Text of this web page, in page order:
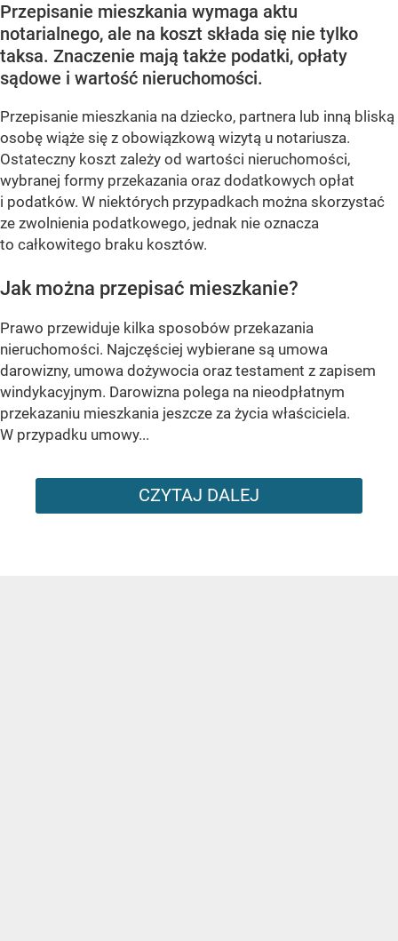
Przepisanie mieszkania wymaga aktu
notarialnego, ale na koszt składa się nie tylko
taksa. Znaczenie mają także podatki, opłaty
sądowe i wartość nieruchomości.
Przepisanie mieszkania na dziecko, partnera lub inną bliską
osobę wiąże się z obowiązkową wizytą u notariusza.
Ostateczny koszt zależy od wartości nieruchomości,
wybranej formy przekazania oraz dodatkowych opłat
i podatków. W niektórych przypadkach można skorzystać
ze zwolnienia podatkowego, jednak nie oznacza
to całkowitego braku kosztów.
Jak można przepisać mieszkanie?
Prawo przewiduje kilka sposobów przekazania
nieruchomości. Najczęściej wybierane są umowa
darowizny, umowa dożywocia oraz testament z zapisem
windykacyjnym. Darowizna polega na nieodpłatnym
przekazaniu mieszkania jeszcze za życia właściciela.
W przypadku umowy...
CZYTAJ DALEJ